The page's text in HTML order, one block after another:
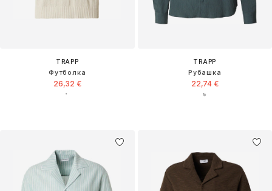
TRAPP
Футболка
26,32 €
TRAPP
Рубашка
22,74 €